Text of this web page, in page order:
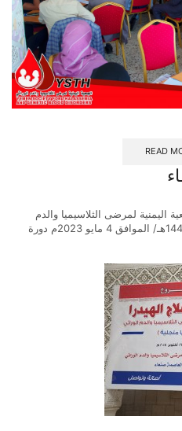
READ
لمرضى الثلاسيميا والدم
الوراثي الخميس الماضي 14 شوال 1444هـ/ الموافق 4 مايو 2023م دورة